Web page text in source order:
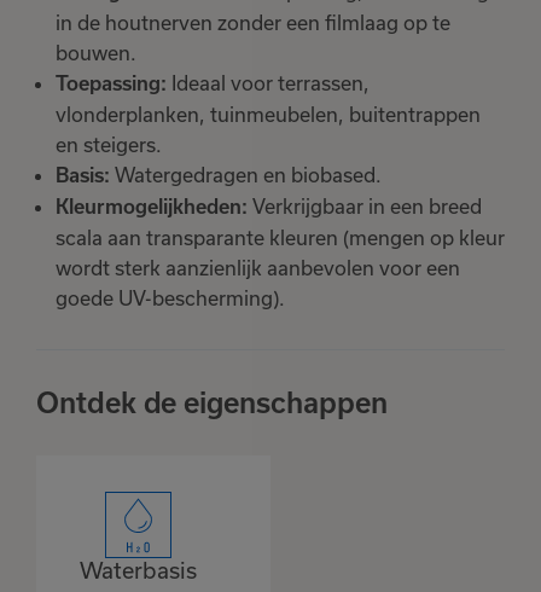
in de houtnerven zonder een filmlaag op te
bouwen.
Toepassing: Ideaal voor terrassen,
vlonderplanken, tuinmeubelen, buitentrappen
en steigers.
Basis: Watergedragen en biobased.
Kleurmogelijkheden: Verkrijgbaar in een breed
scala aan transparante kleuren (mengen op kleur
wordt sterk aanzienlijk aanbevolen voor een
goede UV-bescherming).
Ontdek de eigenschappen
Waterbasis